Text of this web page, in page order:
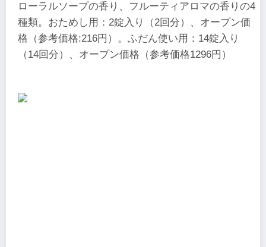
ローラルソープの香り、フルーティアロマの香りの4
種類。おためし用：2錠入り（2回分）、オープン価
格（参考価格:216円）。ふだん使い用：14錠入り
（14回分）、オープン価格（参考価格1296円）